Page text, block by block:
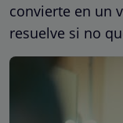
convierte en un
resuelve si no